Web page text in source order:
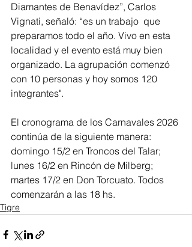
Diamantes de Benavídez”, Carlos
Vignati, señaló: “es un trabajo  que
preparamos todo el año. Vivo en esta
localidad y el evento está muy bien
organizado. La agrupación comenzó
con 10 personas y hoy somos 120
integrantes".
El cronograma de los Carnavales 2026
continúa de la siguiente manera:
domingo 15/2 en Troncos del Talar;
lunes 16/2 en Rincón de Milberg;
martes 17/2 en Don Torcuato. Todos
comenzarán a las 18 hs.
Tigre